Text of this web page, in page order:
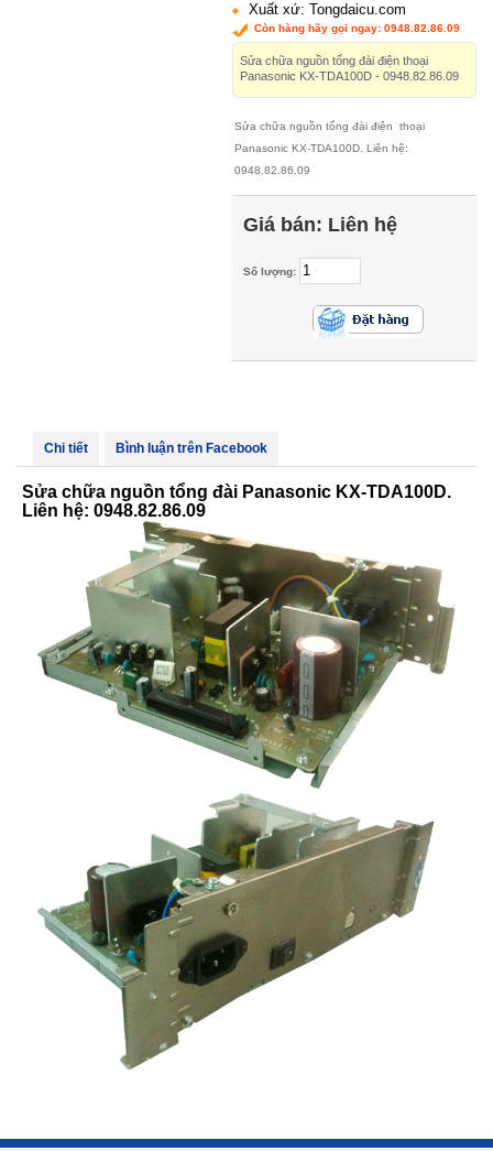
Xuất xứ: Tongdaicu.com
Còn hàng hãy gọi ngay: 0948.82.86.09
Sửa chữa nguồn tổng đài điện thoại
Panasonic KX-TDA100D - 0948.82.86.09
Sửa chữa nguồn tổng đài điện thoại
Panasonic KX-TDA100D. Liên hệ:
0948.82.86.09
Giá bán: Liên hệ
Số lượng:
Chi tiết Bình luận trên Facebook
Sửa chữa nguồn tổng đài Panasonic KX-TDA100D.
Liên hệ: 0948.82.86.09